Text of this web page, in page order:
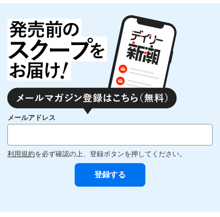
メールアドレス
利用規約を必ず確認の上、登録ボタンを押してください。